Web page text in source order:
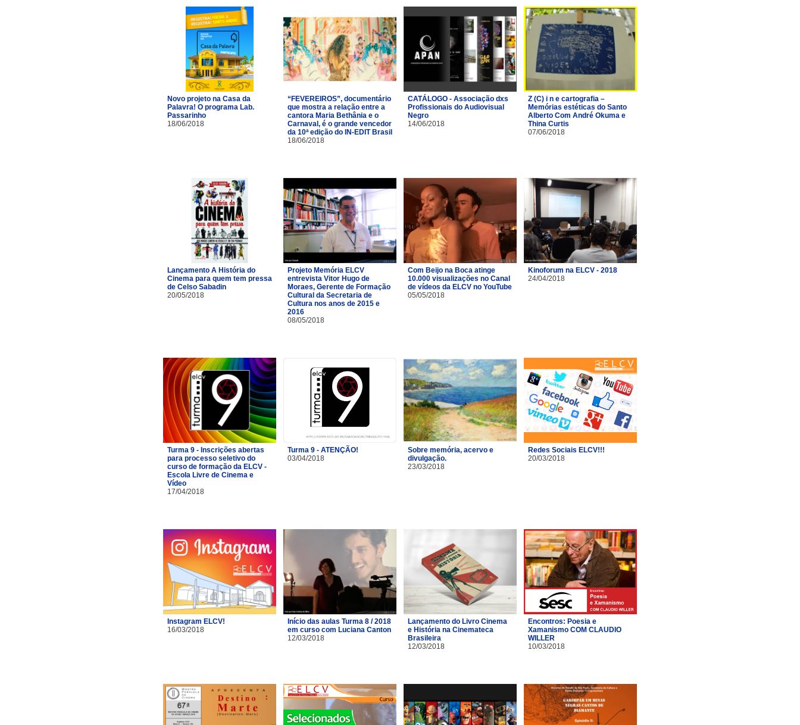
Novo projeto na Casa da
Palavra! O programa Lab.
Passarinho
18/06/2018
“FEVEREIROS”, documentário
que mostra a relação entre a
cantora Maria Bethânia e o
Carnaval, é o grande vencedor
da 10ª edição do IN-EDIT Brasil
18/06/2018
CATÁLOGO - Associação dxs
Profissionais do Audiovisual
Negro
14/06/2018
Z (C) i n e cartografia –
Memórias estéticas do Santo
Alberto Com André Okuma e
Thina Curtis
07/06/2018
Lançamento A História do
Cinema para quem tem pressa
de Celso Sabadin
20/05/2018
Projeto Memória ELCV
entrevista Vitor Hugo de
Moraes, Gerente de Formação
Cultural da Secretaria de
Cultura nos anos de 2015 e
2016
08/05/2018
Com Beijo na Boca atinge
10.000 visualizações no Canal
de vídeos da ELCV no YouTube
05/05/2018
Kinoforum na ELCV - 2018
24/04/2018
Turma 9 - Inscrições abertas
para processo seletivo do
curso de formação da ELCV -
Escola Livre de Cinema e
Vídeo
17/04/2018
Turma 9 - ATENÇÃO!
03/04/2018
Sobre memória, acervo e
divulgação.
23/03/2018
Redes Sociais ELCV!!!
20/03/2018
Instagram ELCV!
16/03/2018
Início das aulas Turma 8 / 2018
em curso com Luciana Canton
12/03/2018
Lançamento do Livro Cinema
e História na Cinemateca
Brasileira
12/03/2018
Encontros: Poesia e
Xamanismo COM CLAUDIO
WILLER
10/03/2018